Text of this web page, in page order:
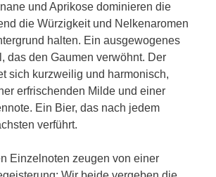
und Aprikose dominieren die
die Würzigkeit und Nelkenaromen
halten. Ein ausgewogenes
das den Gaumen verwöhnt. Der
sich kurzweilig und harmonisch,
erfrischenden Milde und einer
Ein Bier, das nach jedem
verführt.
Einzelnoten zeugen von einer